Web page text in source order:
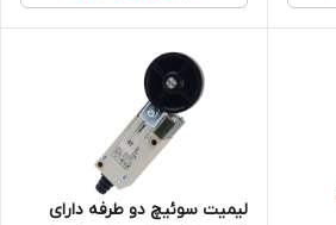
لیمیت سوئیچ دو طرفه دارای